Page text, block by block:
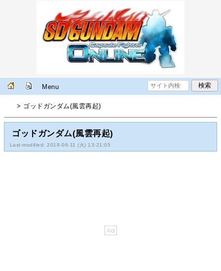
Menu
> ゴッドガンダム(風雲再起)
ゴッドガンダム(風雲再起)
Last-modified: 2019-06-11 (火) 13:21:05